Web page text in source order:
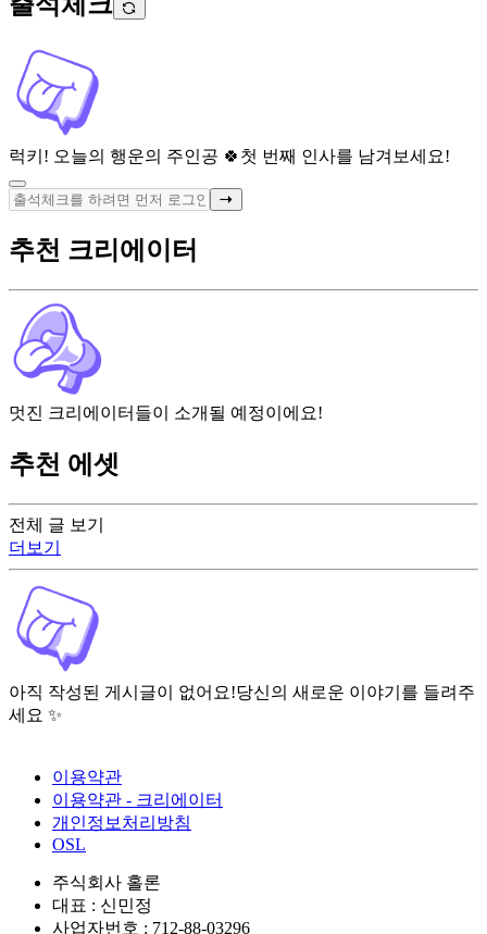
럭키! 오늘의 행운의 주인공 🍀 첫 번째 인사를 남겨보세요!
전체 글 보기
더보기
아직 작성된 게시글이 없어요!당신의 새로운 이야기를 들려주
세요 ✨
추천 크리에이터
멋진 크리에이터들이 소개될 예정이에요!
추천 에셋
이용약관
이용약관 - 크리에이터
개인정보처리방침
OSL
주식회사 홀론
대표 : 신민정
사업자번호 : 712-88-03296